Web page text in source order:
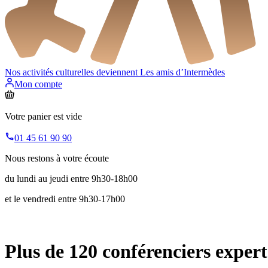
Nos activités culturelles deviennent Les amis d’Intermèdes
Mon compte
Votre panier est vide
01 45 61 90 90
Nous restons à votre écoute
du lundi au jeudi entre 9h30-18h00
et le vendredi entre 9h30-17h00
Plus de 120 conférenciers